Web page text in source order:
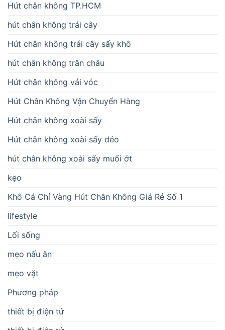
Hút chân không TP.HCM
hút chân không trái cây
Hút chân không trái cây sấy khô
hút chân không trân châu
Hút chân không vải vóc
Hút Chân Không Vận Chuyển Hàng
Hút chân không xoài sấy
Hút chân không xoài sấy dẻo
hút chân không xoài sấy muối ớt
kẹo
Khô Cá Chỉ Vàng Hút Chân Không Giá Rẻ Số 1
lifestyle
Lối sống
mẹo nấu ăn
mẹo vặt
Phương pháp
thiết bị điện tử